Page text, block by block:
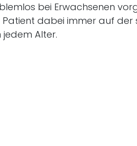
bei Erwachsenen
dabei immer auf der
Alter.